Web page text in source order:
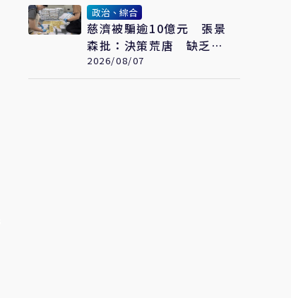
政治、綜合
慈濟被騙逾10億元 張景
森批：決策荒唐 缺乏嚴
謹程序
2026/08/07